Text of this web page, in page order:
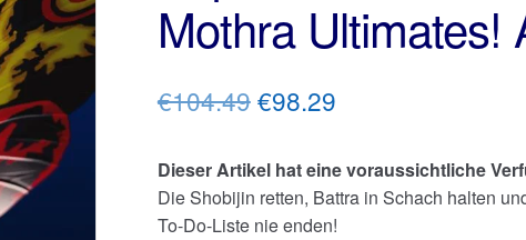
🔍
Mothra Ultimates!
€104.49Ursprünglicher
war:
€104.49
€98.29Aktueller
ist:
€98.29.
Dieser Artikel hat eine voraussichtliche
Die Shobijin retten, Battra in Schach halten
To-Do-Liste nie enden!